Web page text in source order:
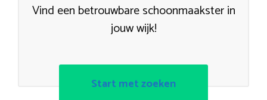
Vind een betrouwbare schoonmaakster in
jouw wijk!
Start met zoeken